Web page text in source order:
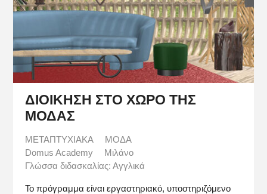
ΔΙΟΙΚΗΣΗ ΣΤΟ ΧΩΡΟ ΤΗΣ
ΜΟΔΑΣ
ΜΕΤΑΠΤΥΧΙΑΚΑ
ΜΟΔΑ
Domus Academy
Μιλάνο
Γλώσσα διδασκαλίας: Αγγλικά
Το πρόγραμμα είναι εργαστηριακό, υποστηριζόμενο